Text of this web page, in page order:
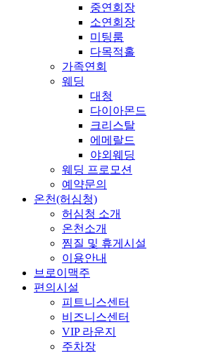
중연회장
소연회장
미팅룸
다목적홀
가족연회
웨딩
대청
다이아몬드
크리스탈
에메랄드
야외웨딩
웨딩 프로모션
예약문의
온천(허심청)
허심청 소개
온천소개
찜질 및 휴게시설
이용안내
브로이맥주
편의시설
피트니스센터
비즈니스센터
VIP 라운지
주차장